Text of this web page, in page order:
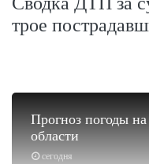
трое
сегодня
Прогноз погоды на
области